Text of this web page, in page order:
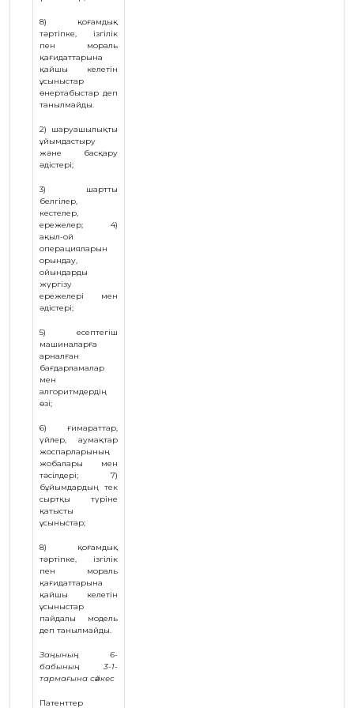
ПОИСК8) қоғамдық
тәртіпке, iзгiлiк
пен мораль
қағидаттарына
қайшы келетiн
ұсыныстар
өнертабыстар деп
танылмайды.
2) шаруашылықты
ұйымдастыру
және басқару
әдiстерi;
3) шартты
белгiлер,
кестелер,
ережелер; 4)
ақыл-ой
операцияларын
орындау,
ойындарды
жүргiзу
ережелерi мен
әдiстерi;
5) есептегiш
машиналарға
арналған
бағдарламалар
мен
алгоритмдердiң
өзi;
6) ғимараттар,
үйлер, аумақтар
жоспарларының
жобалары мен
тәсiлдерi; 7)
бұйымдардың тек
сыртқы түрiне
қатысты
ұсыныстар;
8) қоғамдық
тәртіпке, iзгiлiк
пен мораль
қағидаттарына
қайшы келетiн
ұсыныстар
пайдалы модель
деп танылмайды.
Заңының 6-
бабының 3-1-
тармағына сәйкес
Патенттер